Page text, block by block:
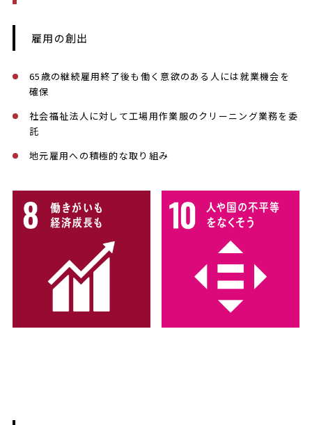
雇用の創出
65歳の継続雇用終了後も働く意欲のある人には就業機会を
確保​
社会福祉法人に対して工場用作業服のクリーニング業務を委
託
地元雇用への積極的な取り組み